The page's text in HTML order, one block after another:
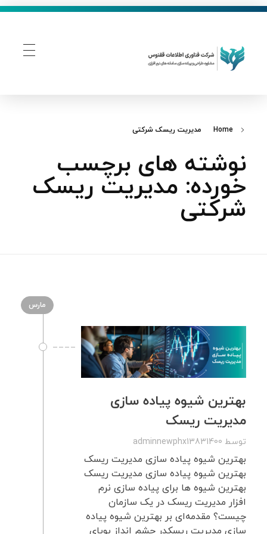
Home مدیریت ریسک شرکتی
نوشته های برچسب
خورده: مدیریت ریسک
شرکتی
مارس
بهترین شیوه پیاده سازی
مدیریت ریسک
توسط adminnewphx13831400
بهترین شیوه پیاده سازی مدیریت ریسک
بهترین شیوه پیاده سازی مدیریت ریسک
بهترین شیوه ها برای پیاده سازی نرم
افزار مدیریت ریسک در یک سازمان
چیست؟ مقدمه‌ای بر بهترین شیوه پیاده
سازی مدیریت ریسکدر چشم انداز پویای